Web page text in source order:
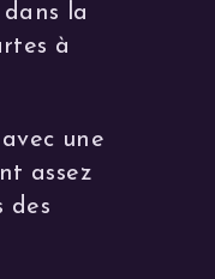
la
à
une
assez
des